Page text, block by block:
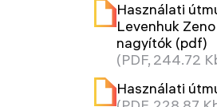
Használati
Levenhuk
nagyítók (pdf)
(PDF, 244.72
Használati